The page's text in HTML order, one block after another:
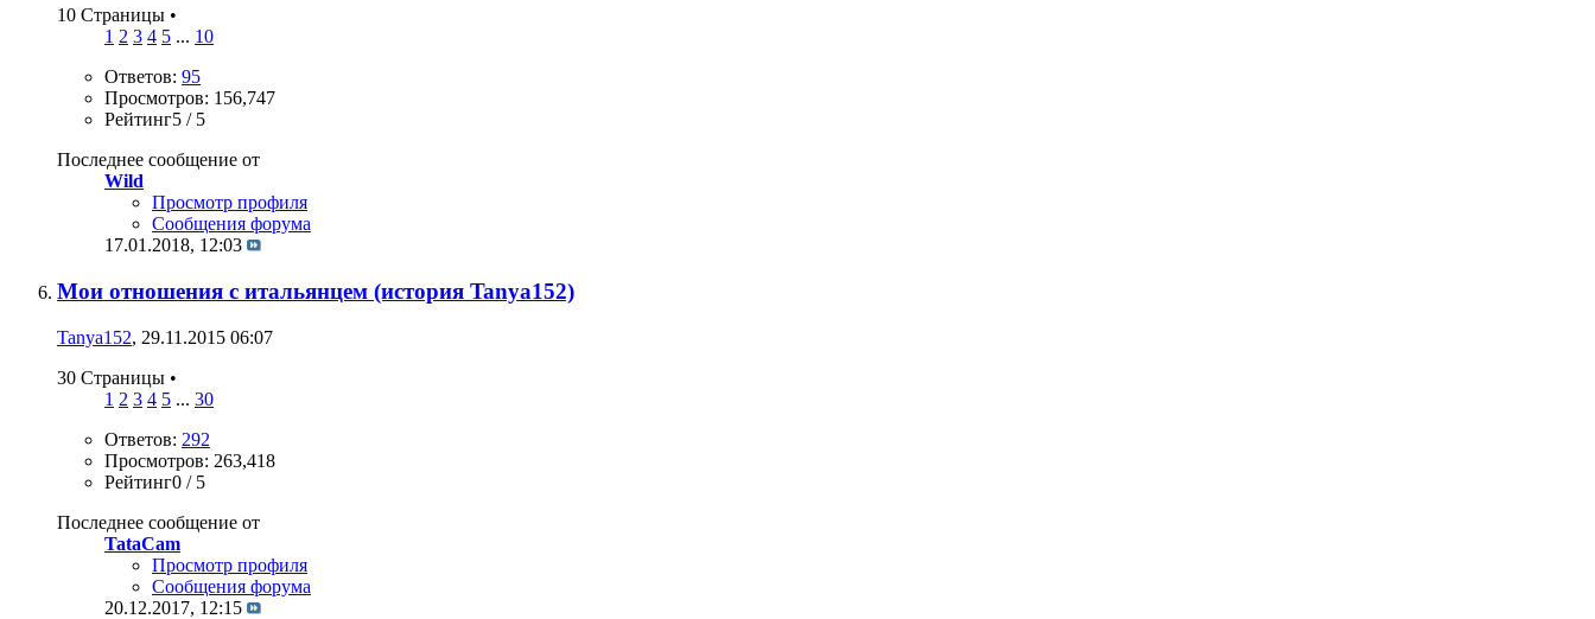
10 Страницы •
1 2 3 4 5 ... 10
Ответов: 95
Просмотров: 156,747
Рейтинг5 / 5
Последнее сообщение от
Wild
Просмотр профиля
Сообщения форума
17.01.2018, 12:03
Мои отношения с итальянцем (история Tanya152)
Tanya152, 29.11.2015 06:07
30 Страницы •
1 2 3 4 5 ... 30
Ответов: 292
Просмотров: 263,418
Рейтинг0 / 5
Последнее сообщение от
TataCam
Просмотр профиля
Сообщения форума
20.12.2017, 12:15